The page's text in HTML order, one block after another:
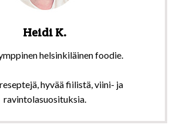
Heidi K.
helsinkiläinen foodie.
hyvää fiilistä, viini- ja
ravintolasuosituksia.